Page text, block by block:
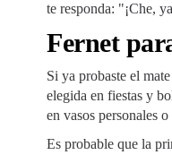
te responda: "¡Che,
Fernet
Si ya probaste el
elegida en fiestas y
en vasos personales
Es probable que la